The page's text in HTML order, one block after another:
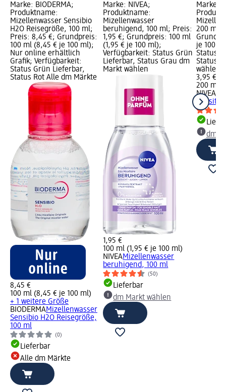
Marke: BIODERMA;
Produktname:
Mizellenwasser Sensibio
H2O Reisegröße, 100 ml;
Preis: 8,45 €; Grundpreis:
100 ml (8,45 € je 100 ml);
Nur online erhältlich
Grafik; Verfügbarkeit:
Status Grün Lieferbar,
Status Rot Alle dm Märkte
8,45 €
100 ml (8,45 € je 100 ml)
+ 1 weitere Größe
BIODERMAMizellenwasser
Sensibio H2O Reisegröße,
100 ml
(0)
Lieferbar
Alle dm Märkte
Marke: NIVEA;
Produktname:
Mizellenwasser
beruhigend, 100 ml; Preis:
1,95 €; Grundpreis: 100 ml
(1,95 € je 100 ml);
Verfügbarkeit: Status Grün
Lieferbar, Status Grau dm
Markt wählen
1,95 €
100 ml (1,95 € je 100 ml)
NIVEAMizellenwasser
beruhigend, 100 ml
(50)
Lieferbar
dm Markt wählen
Marke:
200 ml;
je 100
Status
Status
wählen
3,95 €
200 ml
NIVEA
dm